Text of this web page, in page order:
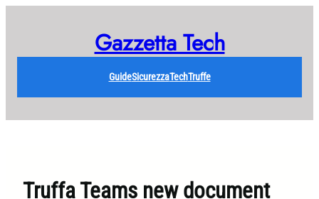
Gazzetta Tech
GuideSicurezzaTechTruffe
Truffa Teams new document